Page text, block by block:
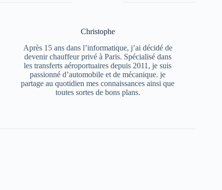
Christophe
Après 15 ans dans l’informatique, j’ai décidé de
devenir chauffeur privé à Paris. Spécialisé dans
les transferts aéroportuaires depuis 2011, je suis
passionné d’automobile et de mécanique. je
partage au quotidien mes connaissances ainsi que
toutes sortes de bons plans.